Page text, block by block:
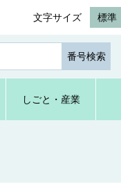
文字サイズ 標準
しごと ・産業